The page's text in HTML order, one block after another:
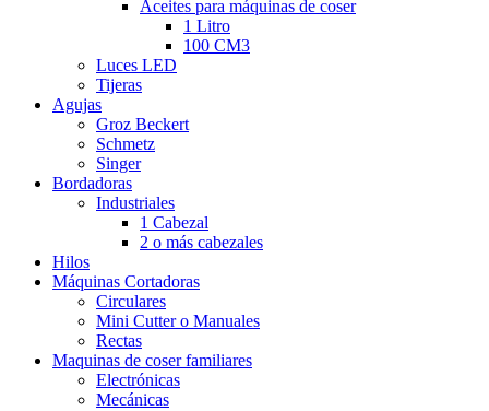
Aceites para máquinas de coser
1 Litro
100 CM3
Luces LED
Tijeras
Agujas
Groz Beckert
Schmetz
Singer
Bordadoras
Industriales
1 Cabezal
2 o más cabezales
Hilos
Máquinas Cortadoras
Circulares
Mini Cutter o Manuales
Rectas
Maquinas de coser familiares
Electrónicas
Mecánicas